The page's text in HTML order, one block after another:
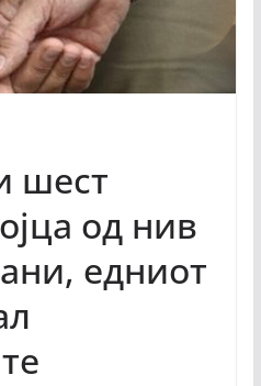
шест
од нив
едниот